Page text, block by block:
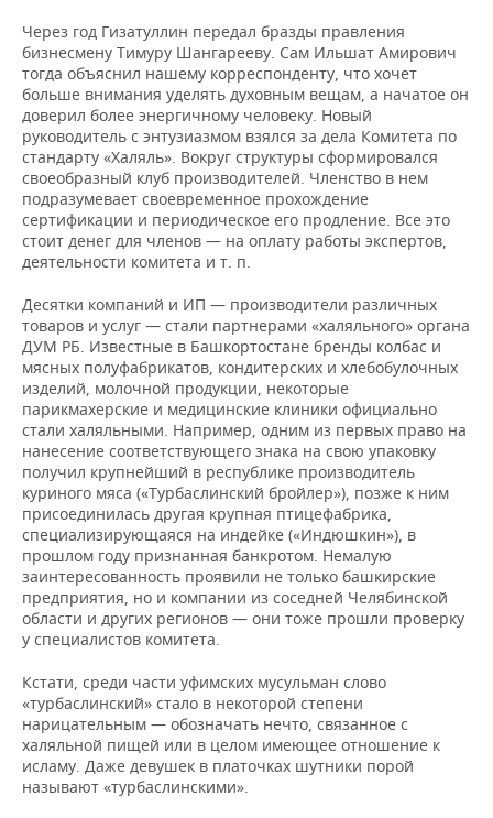
Через год Гизатуллин передал бразды правления
бизнесмену Тимуру Шангарееву. Сам Ильшат Амирович
тогда объяснил нашему корреспонденту, что хочет
больше внимания уделять духовным вещам, а начатое он
доверил более энергичному человеку. Новый
руководитель с энтузиазмом взялся за дела Комитета по
стандарту «Халяль». Вокруг структуры сформировался
своеобразный клуб производителей. Членство в нем
подразумевает своевременное прохождение
сертификации и периодическое его продление. Все это
стоит денег для членов — на оплату работы экспертов,
деятельности комитета и т. п.
Десятки компаний и ИП — производители различных
товаров и услуг — стали партнерами «халяльного» органа
ДУМ РБ. Известные в Башкортостане бренды колбас и
мясных полуфабрикатов, кондитерских и хлебобулочных
изделий, молочной продукции, некоторые
парикмахерские и медицинские клиники официально
стали халяльными. Например, одним из первых право на
нанесение соответствующего знака на свою упаковку
получил крупнейший в республике производитель
куриного мяса («Турбаслинский бройлер»), позже к ним
присоединилась другая крупная птицефабрика,
специализирующаяся на индейке («Индюшкин»), в
прошлом году признанная банкротом. Немалую
заинтересованность проявили не только башкирские
предприятия, но и компании из соседней Челябинской
области и других регионов — они тоже прошли проверку
у специалистов комитета.
Кстати, среди части уфимских мусульман слово
«турбаслинский» стало в некоторой степени
нарицательным — обозначать нечто, связанное с
халяльной пищей или в целом имеющее отношение к
исламу. Даже девушек в платочках шутники порой
называют «турбаслинскими».